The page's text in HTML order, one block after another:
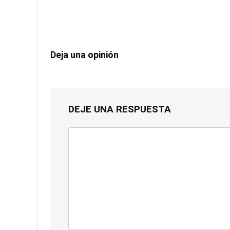
Deja una opinión
DEJE UNA RESPUESTA